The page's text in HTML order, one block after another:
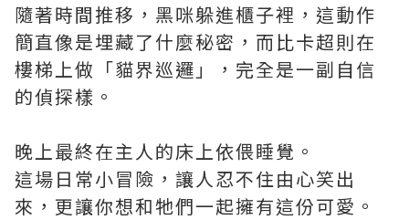
隨著時間推移，黑咪躲進櫃子裡，這動作
簡直像是埋藏了什麼秘密，而比卡超則在
樓梯上做「貓界巡邏」，完全是一副自信
的偵探樣。
晚上最終在主人的床上依偎睡覺。
這場日常小冒險，讓人忍不住由心笑出
來，更讓你想和牠們一起擁有這份可愛。